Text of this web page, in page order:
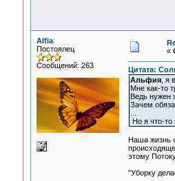
Alfia
Постоялец
Сообщений: 263
«
Цитата:
Альфия, я
Мне как-то
Ведь нужен
Зачем
Но я что-то
Наша жизнь
этому
"Уборку